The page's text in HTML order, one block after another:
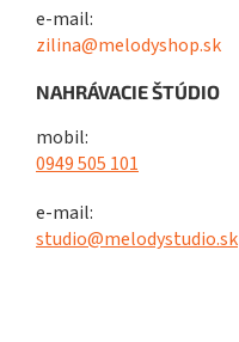
e-mail:
zilina@melodyshop.sk
NAHRÁVACIE ŠTÚDIO
mobil:
0949 505 101
e-mail:
studio@melodystudio.sk